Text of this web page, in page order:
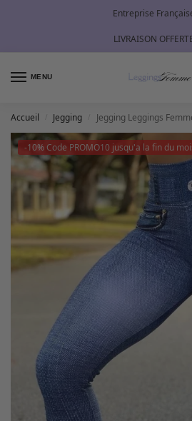
Entreprise
LIVRAISON
MENU
Accueil Jegging Jegging Leggings
-10% Code PROMO10 jusqu'a la fin du